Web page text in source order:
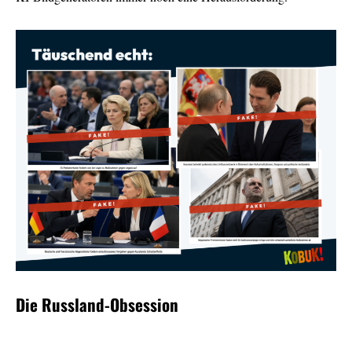
Die Russland-Obsession